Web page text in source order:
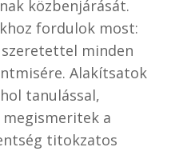
közbenjárását.
fordulok most:
minden
Alakítsatok
tanulással,
a
titokzatos